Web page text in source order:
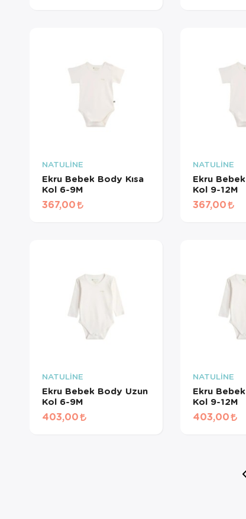
NATULİNE
Ekru Bebek Body Kısa
Kol 6-9M
367,00
NATULİNE
Ekru
Kol 9-12M
367,00
NATULİNE
Ekru Bebek Body Uzun
Kol 6-9M
403,00
NATULİNE
Ekru
Kol 9-12M
403,00